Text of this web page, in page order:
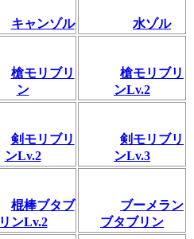
キャンゾル 水ゾル
槍モリブリ
ン
槍モリブリ
ンLv.2
剣モリブリ
ンLv.2
剣モリブリ
ンLv.3
棍棒ブタブ
リンLv.2
ブーメラン
ブタブリン